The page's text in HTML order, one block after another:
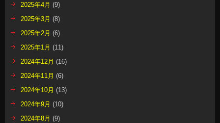
2025年4月 (9)
2025年3月 (8)
2025年2月 (6)
2025年1月 (11)
2024年12月 (16)
2024年11月 (6)
2024年10月 (13)
2024年9月 (10)
2024年8月 (9)